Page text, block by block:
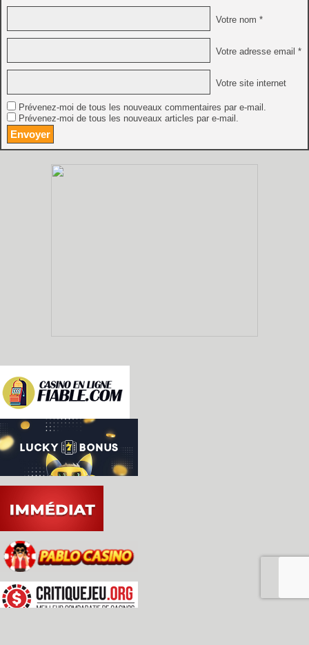
Votre nom *
Votre adresse email *
Votre site internet
Prévenez-moi de tous les nouveaux commentaires par e-mail.
Prévenez-moi de tous les nouveaux articles par e-mail.